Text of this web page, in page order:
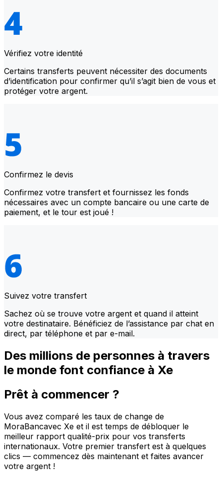
Vérifiez votre identité
Certains transferts peuvent nécessiter des documents
d’identification pour confirmer qu’il s’agit bien de vous et
protéger votre argent.
Confirmez le devis
Confirmez votre transfert et fournissez les fonds
nécessaires avec un compte bancaire ou une carte de
paiement, et le tour est joué !
Suivez votre transfert
Sachez où se trouve votre argent et quand il atteint
votre destinataire. Bénéficiez de l’assistance par chat en
direct, par téléphone et par e-mail.
Des millions de personnes à travers
le monde font confiance à Xe
Prêt à commencer ?
Vous avez comparé les taux de change de
MoraBancavec Xe et il est temps de débloquer le
meilleur rapport qualité-prix pour vos transferts
internationaux. Votre premier transfert est à quelques
clics — commencez dès maintenant et faites avancer
votre argent !